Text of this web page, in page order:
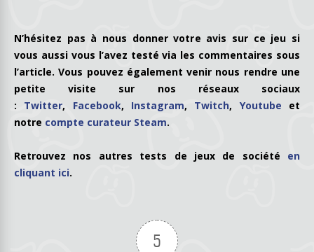
N’hésitez pas à nous donner votre avis sur ce jeu si
vous aussi vous l’avez testé via les commentaires sous
l’article. Vous pouvez également venir nous rendre une
petite visite sur nos réseaux sociaux
: Twitter, Facebook, Instagram, Twitch, Youtube et
notre compte curateur Steam.
Retrouvez nos autres tests de jeux de société en
cliquant ici.
5